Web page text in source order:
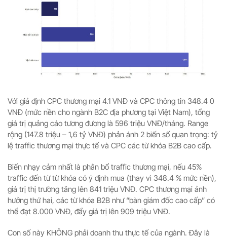
Với giả định CPC thương mại 4.1 VNĐ và CPC thông tin 348.4 0
VNĐ (mức nền cho ngành B2C địa phương tại Việt Nam), tổng
giá trị quảng cáo tương đương là 596 triệu VNĐ/tháng. Range
rộng (147.8 triệu – 1,6 tỷ VNĐ) phản ánh 2 biến số quan trọng: tỷ
lệ traffic thương mại thực tế và CPC các từ khóa B2B cao cấp.
Biến nhạy cảm nhất là phân bổ traffic thương mại, nếu 45%
traffic đến từ từ khóa có ý định mua (thay vì 348.4 % mức nền),
giá trị thị trường tăng lên 841 triệu VNĐ. CPC thương mại ảnh
hưởng thứ hai, các từ khóa B2B như “bàn giám đốc cao cấp” có
thể đạt 8.000 VNĐ, đẩy giá trị lên 909 triệu VNĐ.
Con số này KHÔNG phải doanh thu thực tế của ngành. Đây là